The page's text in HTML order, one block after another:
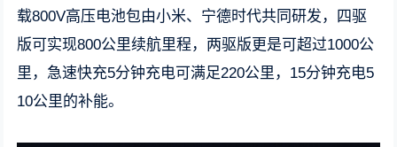
载800V高压电池包由小米、宁德时代共同研发，四驱
版可实现800公里续航里程，两驱版更是可超过1000公
里，急速快充5分钟充电可满足220公里，15分钟充电5
10公里的补能。